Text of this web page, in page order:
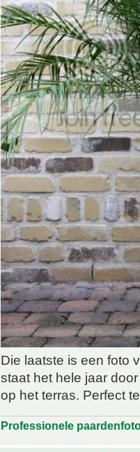
Die laatste is een foto
staat het hele jaar
op het terras. Perfect
Professionele